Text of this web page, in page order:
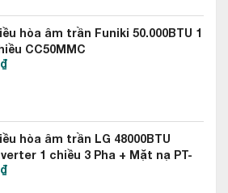
biệt .Từ đó giúp phòng mát nhanh và
Mitsubishi Heavy
sử dụng Gas R410a
cao
trần Mitsubishi Heavy
sử dụng môi chất lạnh thế hệ mới
suất làm lạnh của máy và giảm ảnh
hòa âm trần Funiki 50.000BTU 1
CC50MMC
hòa âm trần LG 48000BTU
1 chiều 3 Pha + Mặt nạ PT-
ATNQ48GMLE7AUUQ48LH4